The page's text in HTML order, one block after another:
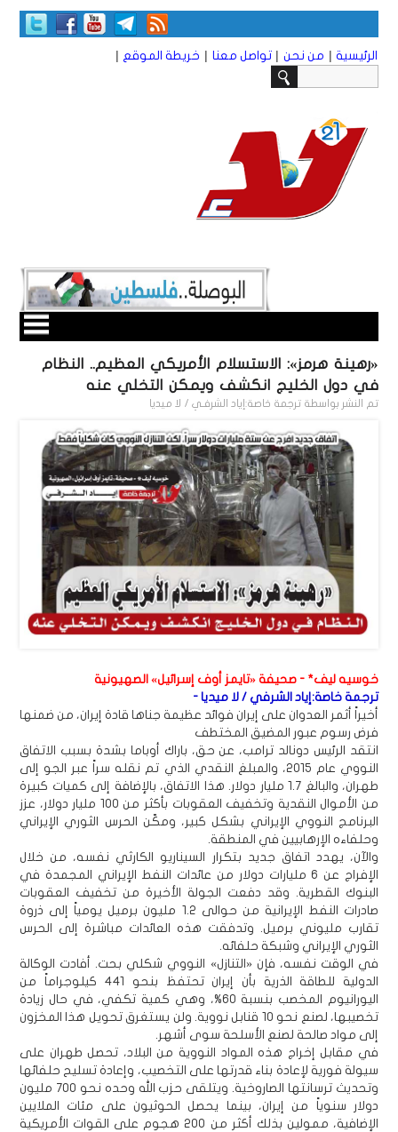
الرئيسية | من نحن | تواصل معنا | خريطة الموقع |
«رهينة هرمز»: الاستسلام الأمريكي العظيم.. النظام
في دول الخليج انكشف ويمكن التخلي عنه
تم النشر بواسطة ترجمة خاصة:إياد الشرفـي / لا ميديا
خوسيه ليف* - صحيفة «تايمز أوف إسرائيل» الصهيونية
ترجمة خاصة:إياد الشرفي / لا ميديا -
أخيراً أثمر العدوان على إيران فوائد عظيمة جناها قادة إيران، من ضمنها
فرض رسوم عبور المضيق المختطف
انتقد الرئيس دونالد ترامب، عن حق، باراك أوباما بشدة بسبب الاتفاق
النووي عام 2015، والمبلغ النقدي الذي تم نقله سراً عبر الجو إلى
طهران، والبالغ 1.7 مليار دولار. هذا الاتفاق، بالإضافة إلى كميات كبيرة
من الأموال النقدية وتخفيف العقوبات بأكثر من 100 مليار دولار، عزز
البرنامج النووي الإيراني بشكل كبير، ومكّن الحرس الثوري الإيراني
وحلفاءه الإرهابيين في المنطقة.
والآن، يهدد اتفاق جديد بتكرار السيناريو الكارثي نفسه، من خلال
الإفراج عن 6 مليارات دولار من عائدات النفط الإيراني المجمدة في
البنوك القطرية. وقد دفعت الجولة الأخيرة من تخفيف العقوبات
صادرات النفط الإيرانية من حوالى 1.2 مليون برميل يومياً إلى ذروة
تقارب مليوني برميل. وتدفقت هذه العائدات مباشرة إلى الحرس
الثوري الإيراني وشبكة حلفائه.
في الوقت نفسه، فإن «التنازل» النووي شكلي بحت. أفادت الوكالة
الدولية للطاقة الذرية بأن إيران تحتفظ بنحو 441 كيلوجراماً من
اليورانيوم المخصب بنسبة 60%، وهي كمية تكفي، في حال زيادة
تخصيبها، لصنع نحو 10 قنابل نووية. ولن يستغرق تحويل هذا المخزون
إلى مواد صالحة لصنع الأسلحة سوى أشهر.
في مقابل إخراج هذه المواد النووية من البلاد، تحصل طهران على
سيولة فورية لإعادة بناء قدرتها على التخصيب، وإعادة تسليح حلفائها
وتحديث ترسانتها الصاروخية. ويتلقى حزب الله وحده نحو 700 مليون
دولار سنوياً من إيران، بينما يحصل الحوثيون على مئات الملايين
الإضافية، ممولين بذلك أكثر من 200 هجوم على القوات الأمريكية